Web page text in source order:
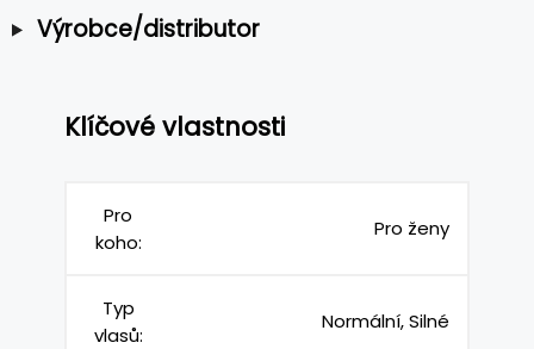
Výrobce/distributor
Klíčové vlastnosti
Pro
koho:
Pro ženy
Typ
vlasů:
Normální, Silné